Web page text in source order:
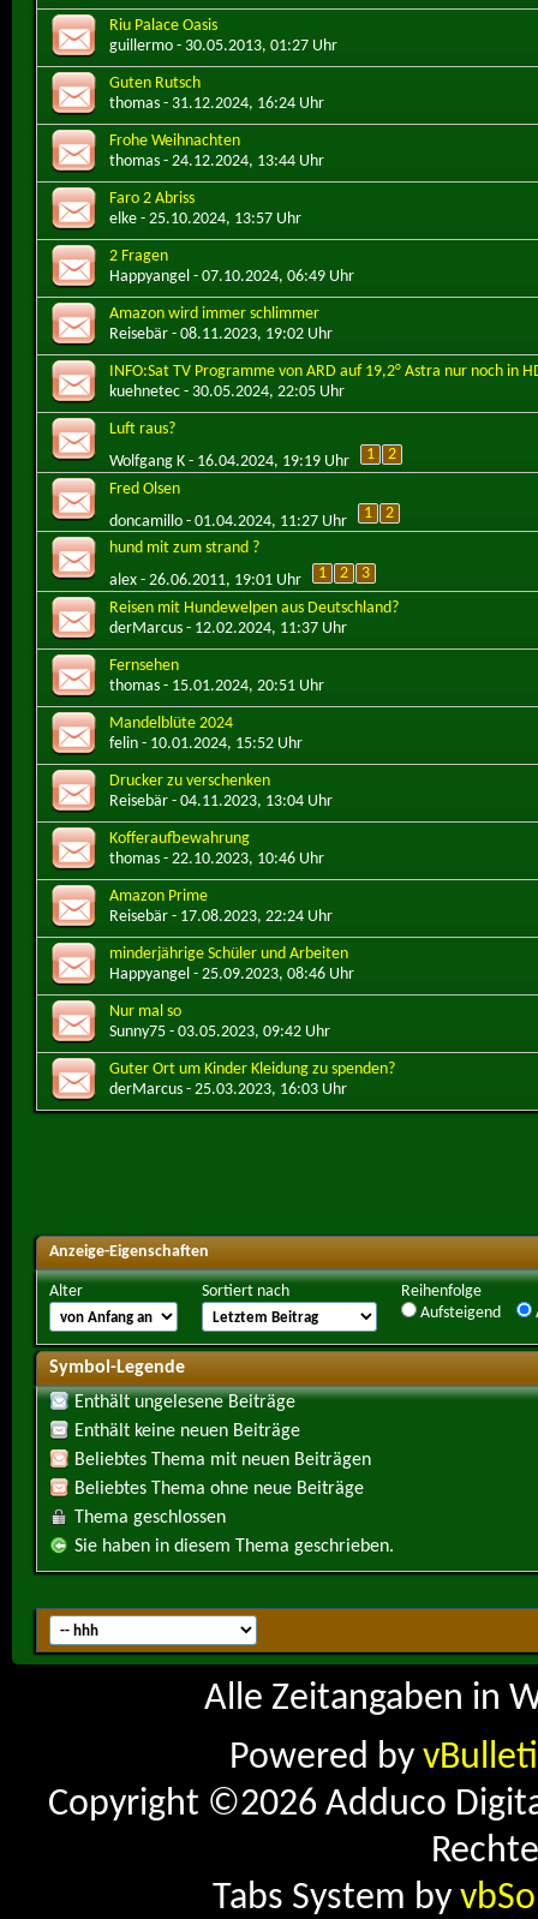
Riu Palace Oasis
guillermo - 30.05.2013, 01:27 Uhr
Guten Rutsch
thomas - 31.12.2024, 16:24 Uhr
Frohe Weihnachten
thomas - 24.12.2024, 13:44 Uhr
Faro 2 Abriss
elke - 25.10.2024, 13:57 Uhr
2 Fragen
Happyangel - 07.10.2024, 06:49 Uhr
Amazon wird immer schlimmer
Reisebär - 08.11.2023, 19:02 Uhr
INFO:Sat TV Programme von ARD auf 19,2° Astra nur noch in
kuehnetec - 30.05.2024, 22:05 Uhr
Luft raus?
Wolfgang K - 16.04.2024, 19:19 Uhr 1
2
Fred Olsen
doncamillo - 01.04.2024, 11:27 Uhr 1
2
hund mit zum strand ?
alex - 26.06.2011, 19:01 Uhr 1 2
3
Reisen mit Hundewelpen aus Deutschland?
derMarcus - 12.02.2024, 11:37 Uhr
Fernsehen
thomas - 15.01.2024, 20:51 Uhr
Mandelblüte 2024
felin - 10.01.2024, 15:52 Uhr
Drucker zu verschenken
Reisebär - 04.11.2023, 13:04 Uhr
Kofferaufbewahrung
thomas - 22.10.2023, 10:46 Uhr
Amazon Prime
Reisebär - 17.08.2023, 22:24 Uhr
minderjährige Schüler und Arbeiten
Happyangel - 25.09.2023, 08:46 Uhr
Nur mal so
Sunny75 - 03.05.2023, 09:42 Uhr
Guter Ort um Kinder Kleidung zu spenden?
derMarcus - 25.03.2023, 16:03 Uhr
Anzeige-Eigenschaften
Alter Sortiert nach
Reihenfolge
Aufsteigend
Symbol-Legende
Enthält ungelesene Beiträge
Enthält keine neuen Beiträge
Beliebtes Thema mit neuen Beiträgen
Beliebtes Thema ohne neue Beiträge
Thema geschlossen
Sie haben in diesem Thema geschrieben.
Alle Zeitangaben in
Powered by
Copyright ©2026 Adduco
Tabs System by